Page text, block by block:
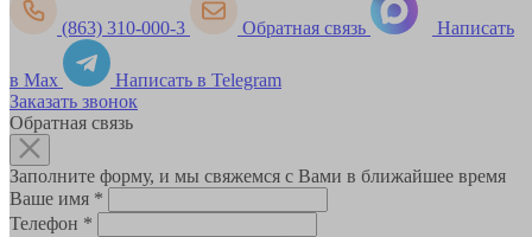
(863) 310-000-3 Обратная связь Написать
в Max
Написать в Telegram
Заказать звонок
Обратная связь
Заполните форму, и мы свяжемся с Вами в ближайшее время
Ваше имя *
Телефон *